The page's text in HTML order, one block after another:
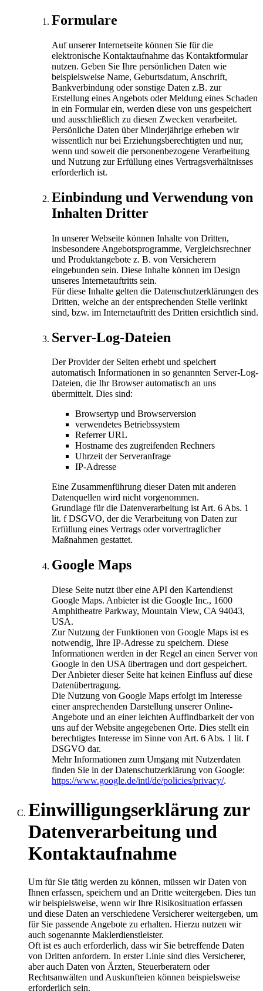
Formulare
Auf unserer Internetseite können Sie für die
elektronische Kontaktaufnahme das Kontaktformular
nutzen. Geben Sie Ihre persönlichen Daten wie
beispielsweise Name, Geburtsdatum, Anschrift,
Bankverbindung oder sonstige Daten z.B. zur
Erstellung eines Angebots oder Meldung eines Schaden
in ein Formular ein, werden diese von uns gespeichert
und ausschließlich zu diesen Zwecken verarbeitet.
Persönliche Daten über Minderjährige erheben wir
wissentlich nur bei Erziehungsberechtigten und nur,
wenn und soweit die personenbezogene Verarbeitung
und Nutzung zur Erfüllung eines Vertragsverhältnisses
erforderlich ist.
Einbindung und Verwendung von
Inhalten Dritter
In unserer Webseite können Inhalte von Dritten,
insbesondere Angebotsprogramme, Vergleichsrechner
und Produktangebote z. B. von Versicherern
eingebunden sein. Diese Inhalte können im Design
unseres Internetauftritts sein.
Für diese Inhalte gelten die Datenschutzerklärungen des
Dritten, welche an der entsprechenden Stelle verlinkt
sind, bzw. im Internetauftritt des Dritten ersichtlich sind.
Server-Log-Dateien
Der Provider der Seiten erhebt und speichert
automatisch Informationen in so genannten Server-Log-
Dateien, die Ihr Browser automatisch an uns
übermittelt. Dies sind:
Browsertyp und Browserversion
verwendetes Betriebssystem
Referrer URL
Hostname des zugreifenden Rechners
Uhrzeit der Serveranfrage
IP-Adresse
Eine Zusammenführung dieser Daten mit anderen
Datenquellen wird nicht vorgenommen.
Grundlage für die Datenverarbeitung ist Art. 6 Abs. 1
lit. f DSGVO, der die Verarbeitung von Daten zur
Erfüllung eines Vertrags oder vorvertraglicher
Maßnahmen gestattet.
Google Maps
Diese Seite nutzt über eine API den Kartendienst
Google Maps. Anbieter ist die Google Inc., 1600
Amphitheatre Parkway, Mountain View, CA 94043,
USA.
Zur Nutzung der Funktionen von Google Maps ist es
notwendig, Ihre IP-Adresse zu speichern. Diese
Informationen werden in der Regel an einen Server von
Google in den USA übertragen und dort gespeichert.
Der Anbieter dieser Seite hat keinen Einfluss auf diese
Datenübertragung.
Die Nutzung von Google Maps erfolgt im Interesse
einer ansprechenden Darstellung unserer Online-
Angebote und an einer leichten Auffindbarkeit der von
uns auf der Website angegebenen Orte. Dies stellt ein
berechtigtes Interesse im Sinne von Art. 6 Abs. 1 lit. f
DSGVO dar.
Mehr Informationen zum Umgang mit Nutzerdaten
finden Sie in der Datenschutzerklärung von Google:
https://www.google.de/intl/de/policies/privacy/.
Einwilligungserklärung zur
Datenverarbeitung und
Kontaktaufnahme
Um für Sie tätig werden zu können, müssen wir Daten von
Ihnen erfassen, speichern und an Dritte weitergeben. Dies tun
wir beispielsweise, wenn wir Ihre Risikosituation erfassen
und diese Daten an verschiedene Versicherer weitergeben, um
für Sie passende Angebote zu erhalten. Hierzu nutzen wir
auch sogenannte Maklerdienstleister.
Oft ist es auch erforderlich, dass wir Sie betreffende Daten
von Dritten anfordern. In erster Linie sind dies Versicherer,
aber auch Daten von Ärzten, Steuerberatern oder
Rechtsanwälten und Auskunfteien können beispielsweise
erforderlich sein.